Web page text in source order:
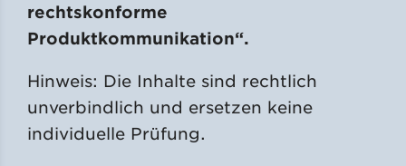
rechtskonforme
Produktkommunikation“.
Hinweis: Die Inhalte sind rechtlich
unverbindlich und ersetzen keine
individuelle Prüfung.